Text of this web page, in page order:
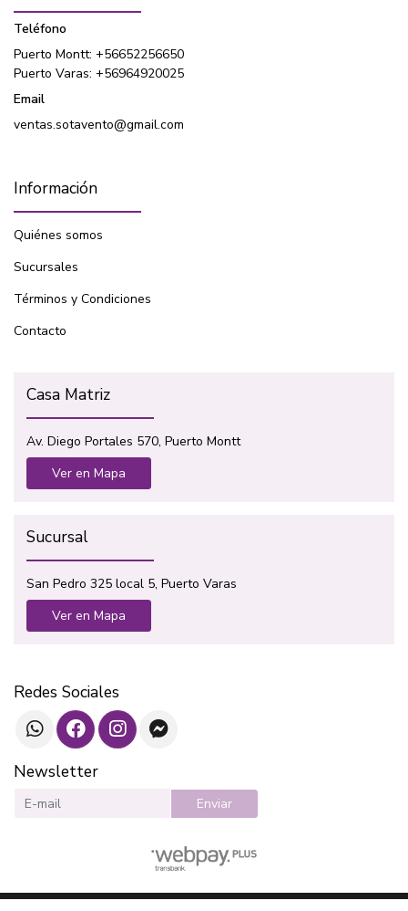
Teléfono
Puerto Montt: +56652256650
Puerto Varas: +56964920025
Email
ventas.sotavento@gmail.com
Información
Quiénes somos
Sucursales
Términos y Condiciones
Contacto
Casa Matriz
Av. Diego Portales 570, Puerto Montt
Ver en Mapa
Sucursal
San Pedro 325 local 5, Puerto Varas
Ver en Mapa
Redes Sociales
Newsletter
Enviar